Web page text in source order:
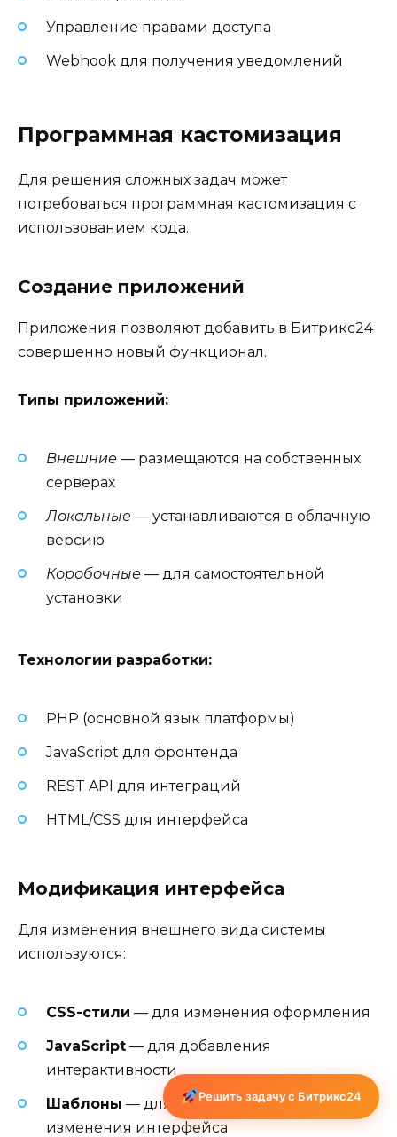
Управление правами доступа
Webhook для получения уведомлений
Программная кастомизация
Для решения сложных задач может
потребоваться программная кастомизация с
использованием кода.
Создание приложений
Приложения позволяют добавить в Битрикс24
совершенно новый функционал.
Типы приложений:
Внешние — размещаются на собственных
серверах
Локальные — устанавливаются в облачную
версию
Коробочные — для самостоятельной
установки
Технологии разработки:
PHP (основной язык платформы)
JavaScript для фронтенда
REST API для интеграций
HTML/CSS для интерфейса
Модификация интерфейса
Для изменения внешнего вида системы
используются:
CSS-стили — для изменения оформления
JavaScript — для добавления
интерактивности
Шаблоны — для кардинального
изменения интерфейса
Решить задачу с Битрикс24